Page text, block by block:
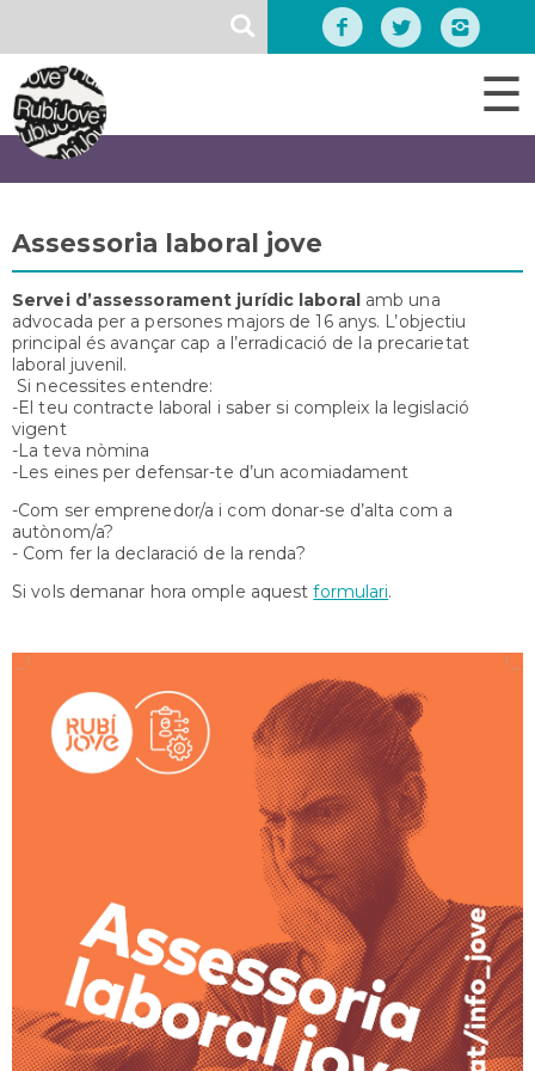
contingut
☰
Assessoria laboral jove
Servei d’assessorament jurídic laboral amb una
advocada per a persones majors de 16 anys. L’objectiu
principal és avançar cap a l’er­radicació de la precarietat
laboral juvenil.
Si necessites entendre:
-El teu contracte laboral i saber si compleix la legislació
vigent
-La teva nòmina
-Les eines per defensar-te d’un acomiadament
-Com ser emprenedor/a i com donar-se d’alta com a
autònom/a?
- Com fer la declaració de la renda?
Si vols demanar hora omple aquestformulari.